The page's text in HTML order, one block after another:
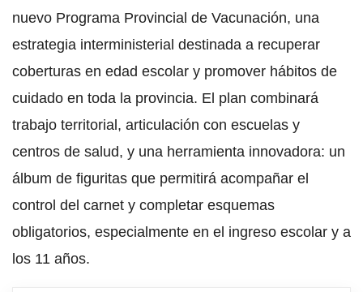
nuevo Programa Provincial de Vacunación, una
estrategia interministerial destinada a recuperar
coberturas en edad escolar y promover hábitos de
cuidado en toda la provincia. El plan combinará
trabajo territorial, articulación con escuelas y
centros de salud, y una herramienta innovadora: un
álbum de figuritas que permitirá acompañar el
control del carnet y completar esquemas
obligatorios, especialmente en el ingreso escolar y a
los 11 años.